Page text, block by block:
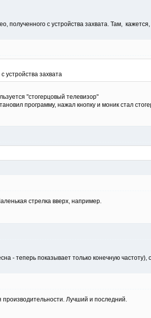
с устройства захвата. Там,
устройства захвата
"стогерцовый телевизор"
программу, нажал кнопку и моник стал
стрелка вверх, например.
- теперь показывает только конечную
Лучший и последний.